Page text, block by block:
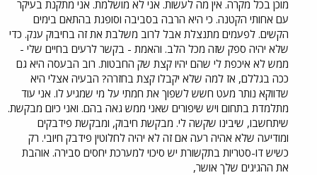
מוכן בכל מקרה. אין מה לעשות. אני לא מושלמת. אני מתקנת בעיקר
עם אחותי הקטנה. כי היא הרבה בסביבה וסופגת בהתאם בימים
הקשים. לפעמים מתנצלת אבל לרוב משלבת את זה בחיבוק ענק. כדי
שלא יהיה ספק שזה מכל הלב. והאמת - בקשר לרעים בחיים שלי -
ממש לא איכפת לי שהם יהיו קצת שק החבטות. רוב הבעסה היא גם
ככה בגללם, אז למה שלא יקבלו קצת בחזרה? הבעיה אצלי היא
שדווקא נותר מעט חשש לשפוך את חמתי על מי שמגיע לו. אני עוד
מתלמדת בתחום ויש שיפורים שאני ממש גאה בהם. ואני כיום מבקשת.
שיתחשבו, שיבינו שקשה לי. מבקשת חיבוק, ומבקשת פידבקים
ומודיעה שלא אהיה רעה אם זה לא יהיה לחלוטין פידבק חיובי. רק
כשיש דו-סטריות בתקשורת יש סיכוי למערכת יחסים סבירה. אוהבת
את ההגיגים שלך אושר,